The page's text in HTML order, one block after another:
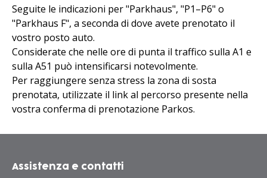
Seguite le indicazioni per "Parkhaus", "P1–P6" o
"Parkhaus F", a seconda di dove avete prenotato il
vostro posto auto.
Considerate che nelle ore di punta il traffico sulla A1 e
sulla A51 può intensificarsi notevolmente.
Per raggiungere senza stress la zona di sosta
prenotata, utilizzate il link al percorso presente nella
vostra conferma di prenotazione Parkos.
Assistenza e contatti